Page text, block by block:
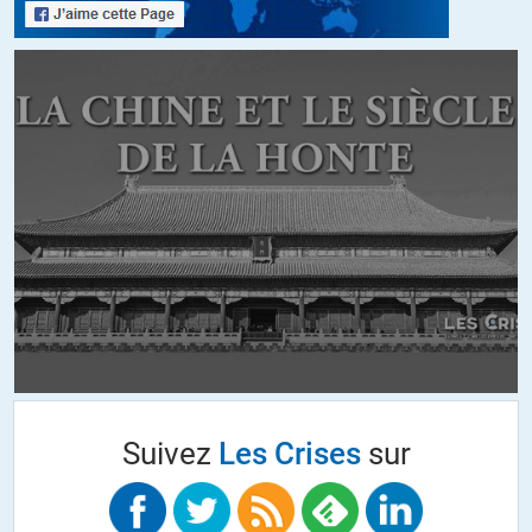
Ces aveux qui circulent depuis plusieurs jours sont terribles,
accablants! Ils savaient et n’ont rigoureusement rien fait!
+58 ALERTER
Alfred//20.03.2020 à 16h05
Comme le relève Jacques Sapir à juste titre il y a
constitutionnellement matière à destituer le président de la
République. En théorie (ou en espérant que les Français mettent
une pression suffisamment forte sur leurs députés) mais en
pratique avec la palanquée de godillot vendus jusqu’au trognon
suicidaire de penser qu’elle sera gérée de manière responsable et
honnête par les choux qui viennent de (re) faire leurs preuves).
ALERTER
Suivez Les Crisessur